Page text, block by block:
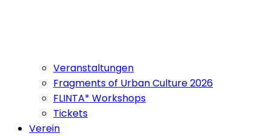
Veranstaltungen
Fragments of Urban Culture 2026
FLINTA* Workshops
Tickets
Verein